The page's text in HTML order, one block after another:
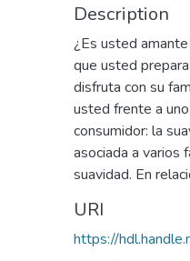
Description
¿Es usted
que usted
disfruta con su
usted frente a
consumidor: la
asociada a varios
suavidad. En
URI
https://